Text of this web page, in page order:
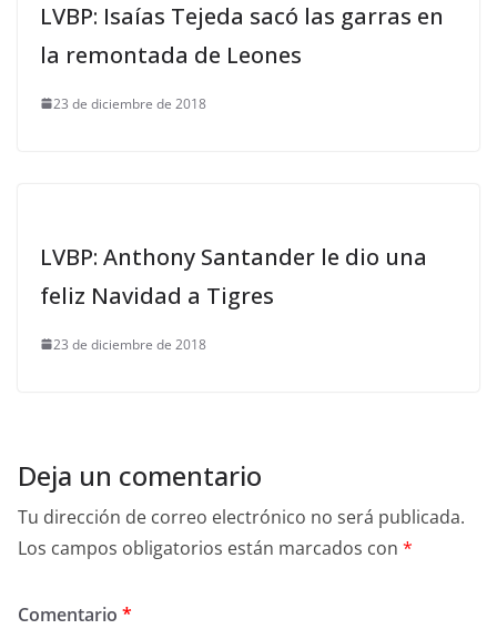
LVBP: Isaías Tejeda sacó las garras en
la remontada de Leones
23 de diciembre de 2018
LVBP: Anthony Santander le dio una
feliz Navidad a Tigres
23 de diciembre de 2018
Deja un comentario
Tu dirección de correo electrónico no será publicada.
Los campos obligatorios están marcados con *
Comentario *